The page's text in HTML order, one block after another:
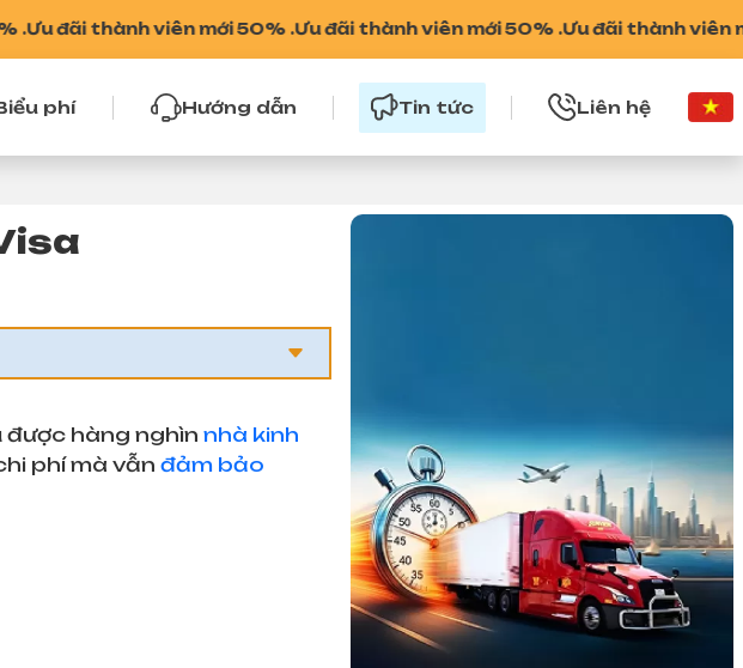
thành viên mới 50% .Ưu đãi thành viên mới 50% .Ưu đãi thành viên mới
phí Hướng dẫn Tin tức Liên hệ
được hàng nghìn nhà kinh
phí mà vẫn đảm bảo